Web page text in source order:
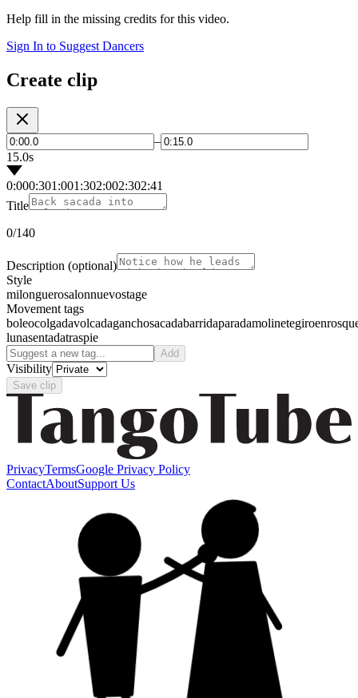
Help fill in the missing credits for this video.
Sign In to Suggest Dancers
Create clip
–
15.0s
0:000:301:001:302:002:302:41
Title
0/140
Description (optional)
Style
milonguerosalonnuevostage
Movement tags
boleocolgadavolcadaganchosacadabarridaparadamolinetegiro
lunasentadatraspie
Add
Visibility
Save clip
PrivacyTermsGoogle Privacy Policy
ContactAboutSupport Us